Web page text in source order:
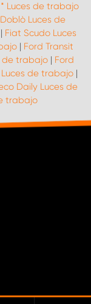
Luces de trabajo
Luces de
Fiat Scudo Luces
| Ford Transit
de trabajo| Ford
Luces de trabajo |
Daily Luces de
trabajo